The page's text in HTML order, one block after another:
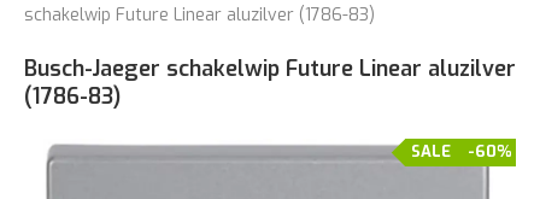
schakelwip Future Linear aluzilver (1786-83)
Busch-Jaeger schakelwip Future Linear aluzilver
(1786-83)
-60%
SALE